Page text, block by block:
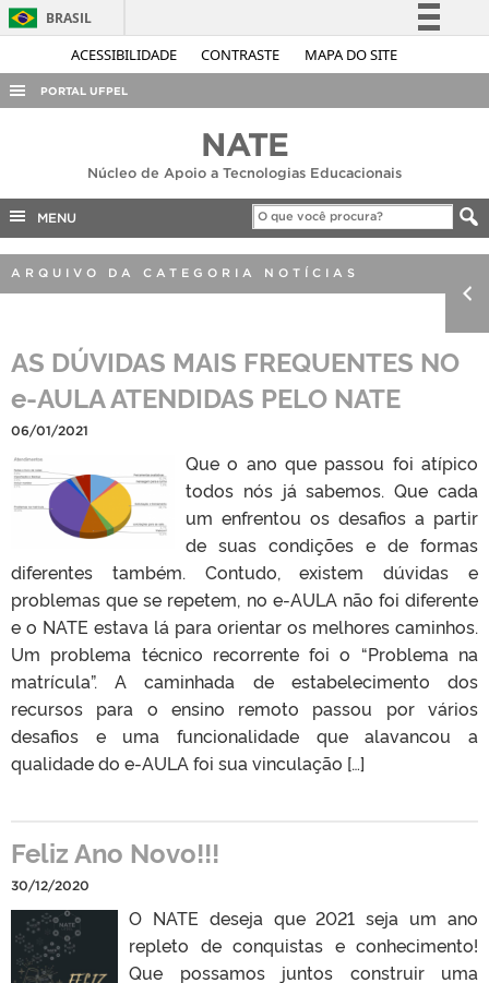
ACESSIBILIDADE CONTRASTE MAPA DO SITE
BRASIL
Simplifique!
Acesso à informação
Legislação
Canais
PORTAL UFPEL
AUDITORIA
COBALTO
CONCURSOS
EDITAIS
OUVIDORIA
PORTARIAS
TELEFONES
NATE
Núcleo de Apoio a Tecnologias Educacionais
MENU
ARQUIVO DA CATEGORIA NOTÍCIAS
AS DÚVIDAS MAIS FREQUENTES NO
e-AULA ATENDIDAS PELO NATE
06/01/2021
Que o ano que passou foi atípico
todos nós já sabemos. Que cada
um enfrentou os desafios a partir
de suas condições e de formas
diferentes também. Contudo, existem dúvidas e
problemas que se repetem, no e-AULA não foi diferente
e o NATE estava lá para orientar os melhores caminhos.
Um problema técnico recorrente foi o “Problema na
matrícula”. A caminhada de estabelecimento dos
recursos para o ensino remoto passou por vários
desafios e uma funcionalidade que alavancou a
qualidade do e-AULA foi sua vinculação […]
Feliz Ano Novo!!!
30/12/2020
O NATE deseja que 2021 seja um ano
repleto de conquistas e conhecimento!
Que possamos juntos construir uma